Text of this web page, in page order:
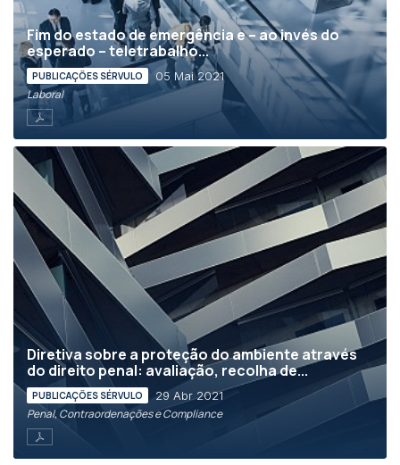
Fim do estado de emergência e – ao invés do
esperado – teletrabalho...
PUBLICAÇÕES SÉRVULO 05 Mai 2021
Laboral
Diretiva sobre a proteção do ambiente através
do direito penal: avaliação, recolha de...
PUBLICAÇÕES SÉRVULO 29 Abr 2021
Penal, Contraordenações e Compliance